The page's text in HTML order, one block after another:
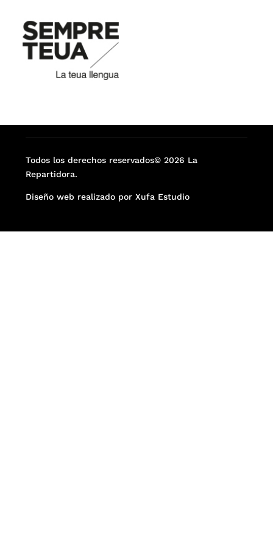
Todos los derechos reservados© 2026 La
Repartidora.
Diseño web realizado por Xufa Estudio